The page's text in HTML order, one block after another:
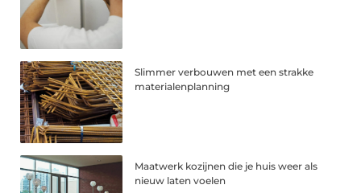
Slimmer verbouwen met een strakke
materialenplanning
Maatwerk kozijnen die je huis weer als
nieuw laten voelen